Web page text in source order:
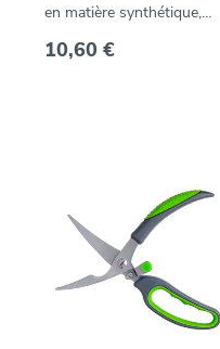
en matière synthétique,
PAP-CH
10,60 €